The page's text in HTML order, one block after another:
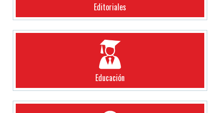
Editoriales
Educación